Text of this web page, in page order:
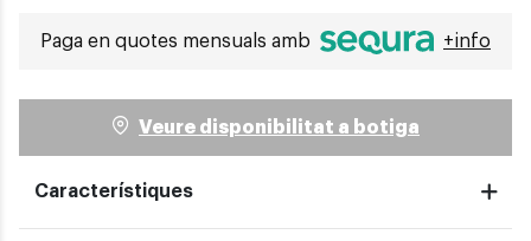
Paga en quotes mensuals amb +info
Veure disponibilitat a botiga
Característiques